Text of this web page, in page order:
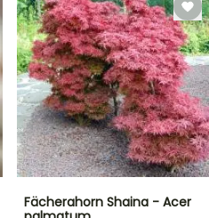
Fächerahorn Shaina - Acer